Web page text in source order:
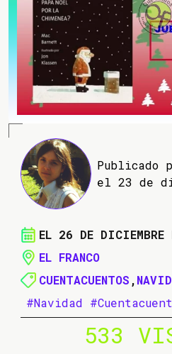
Publicado
el 23 de
EL 26 DE DICIEMBRE
EL FRANCO
CUENTACUENTOS ,
#Navidad
533